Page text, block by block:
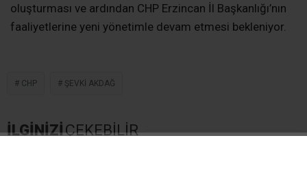
oluşturması ve ardından CHP Erzincan İl Başkanlığı’nın
faaliyetlerine yeni yönetimle devam etmesi bekleniyor.
CHP ŞEVKI AKDAĞ
İLGİNİZİÇEKEBİLİR